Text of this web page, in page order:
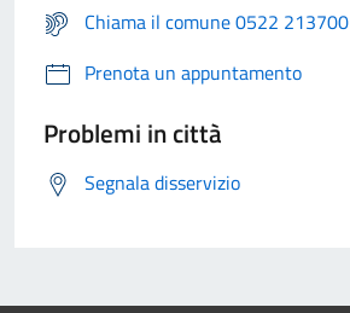
Chiama il comune 0522 213700
Prenota un appuntamento
Problemi in città
Segnala disservizio